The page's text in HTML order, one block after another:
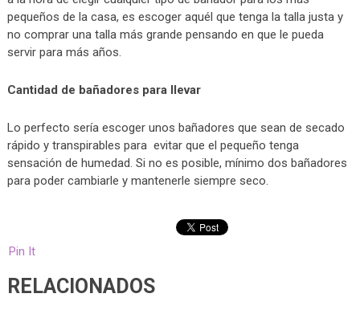
pequeños de la casa, es escoger aquél que tenga la talla justa y
no comprar una talla más grande pensando en que le pueda
servir para más años.
Cantidad de bañadores para llevar
Lo perfecto sería escoger unos bañadores que sean de secado
rápido y transpirables para evitar que el pequeño tenga
sensación de humedad. Si no es posible, mínimo dos bañadores
para poder cambiarle y mantenerle siempre seco.
Pin It
RELACIONADOS